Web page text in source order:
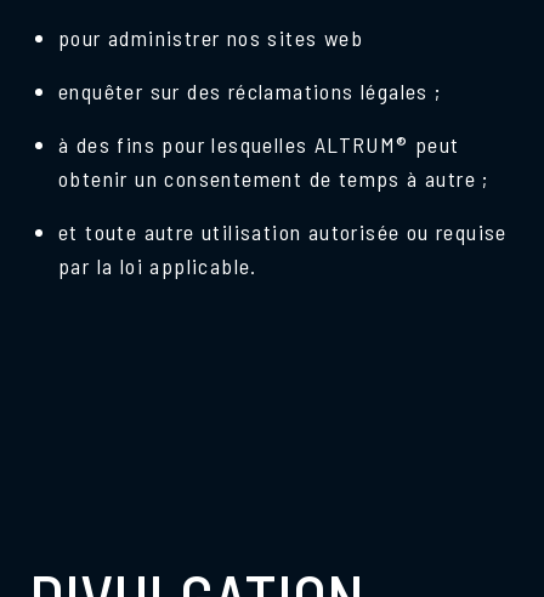
pour administrer nos sites web
enquêter sur des réclamations légales ;
à des fins pour lesquelles ALTRUM® peut
obtenir un consentement de temps à autre ;
et toute autre utilisation autorisée ou requise
par la loi applicable.